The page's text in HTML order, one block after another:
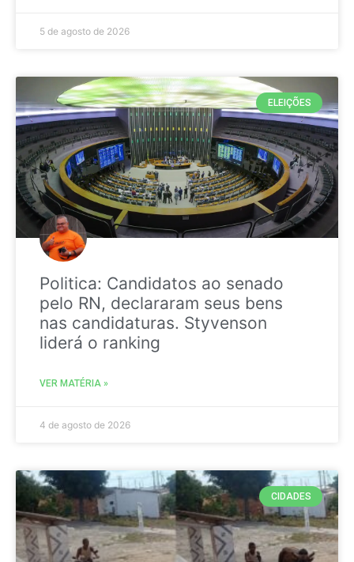
5 de agosto de 2026
ELEIÇÕES
Politica: Candidatos ao senado
pelo RN, declararam seus bens
nas candidaturas. Styvenson
liderá o ranking
VER MATÉRIA »
4 de agosto de 2026
CIDADES